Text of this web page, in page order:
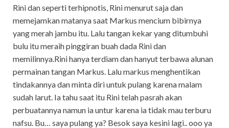
Rini dan seperti terhipnotis, Rini menurut saja dan
memejamkan matanya saat Markus mencium bibirnya
yang merah jambu itu. Lalu tangan kekar yang ditumbuhi
bulu itu meraih pinggiran buah dada Rini dan
memilinnya.Rini hanya terdiam dan hanyut terbawa alunan
permainan tangan Markus. Lalu markus menghentikan
tindakannya dan minta diri untuk pulang karena malam
sudah larut. Ia tahu saat itu Rini telah pasrah akan
perbuatannya namun ia untur karena ia tidak mau terburu
nafsu. Bu… saya pulang ya? Besok saya kesini lagi.. ooo ya